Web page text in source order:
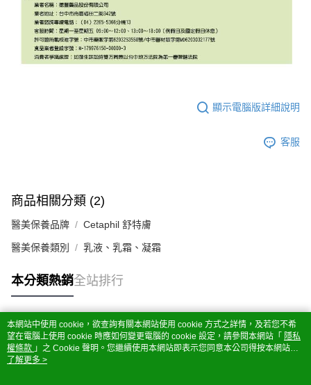
顯示電腦版詳細說明
客服
商品相關分類 (2)
醫美保養品牌 Cetaphil 舒特膚
醫美保養類別 乳液、乳霜、凝霜
本分類熱銷全站排行
熱門標籤
本網站中使用 cookie，欲查詢有關本網站使用 cookie 方式之詳情，及若您不希
望在電腦上使用 cookie 時應如何變更電腦的 cookie 設定，請參閱本網站「 隱私
權條款 」之 Cookie 聲明。您繼續使用本網站即表示您同意本公司得按本網站使
用條款之 Cookie 聲明使用 cookie。
了解更多 >